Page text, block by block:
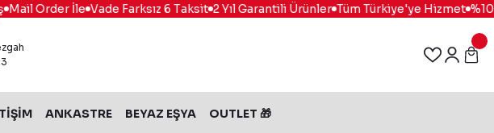
Order İle Vade Farksız 6 Taksit 2 Yıl Garantili Ürünler Tüm Türkiye'ye Hizmet %100
ANKASTRE BEYAZ EŞYA OUTLET 🎁